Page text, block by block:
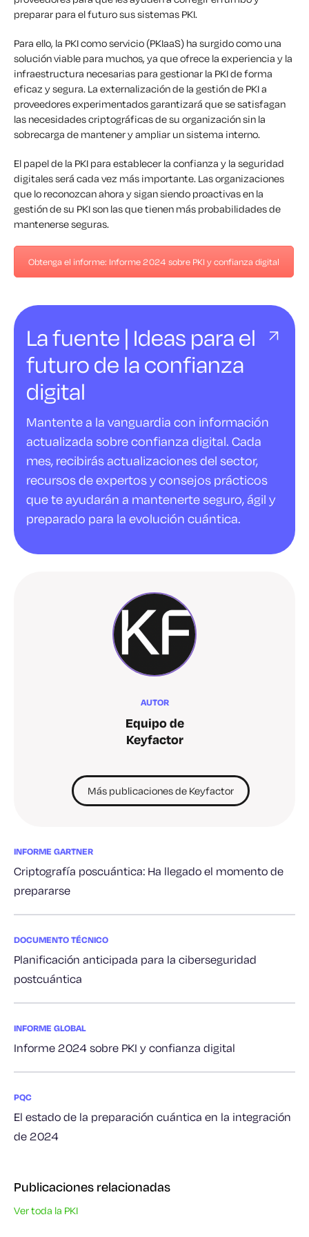
preparar para el futuro sus sistemas PKI.
Para ello, la PKI como servicio (PKIaaS) ha surgido como una
solución viable para muchos, ya que ofrece la experiencia y la
infraestructura necesarias para gestionar la PKI de forma
eficaz y segura. La externalización de la gestión de PKI a
proveedores experimentados garantizará que se satisfagan
las necesidades criptográficas de su organización sin la
sobrecarga de mantener y ampliar un sistema interno.
El papel de la PKI para establecer la confianza y la seguridad
digitales será cada vez más importante. Las organizaciones
que lo reconozcan ahora y sigan siendo proactivas en la
gestión de su PKI son las que tienen más probabilidades de
mantenerse seguras.
Obtenga el informe: Informe 2024 sobre PKI y confianza digital
La fuente | Ideas para el
futuro de la confianza
digital
Mantente a la vanguardia con información
actualizada sobre confianza digital. Cada
mes, recibirás actualizaciones del sector,
recursos de expertos y consejos prácticos
que te ayudarán a mantenerte seguro, ágil y
preparado para la evolución cuántica.
AUTOR
Equipo de
Keyfactor
Más publicaciones de Keyfactor
INFORME GARTNER
Criptografía poscuántica: Ha llegado el momento de
prepararse
DOCUMENTO TÉCNICO
Planificación anticipada para la ciberseguridad
postcuántica
INFORME GLOBAL
Informe 2024 sobre PKI y confianza digital
PQC
El estado de la preparación cuántica en la integración
de 2024
Publicaciones relacionadas
Ver toda la PKI